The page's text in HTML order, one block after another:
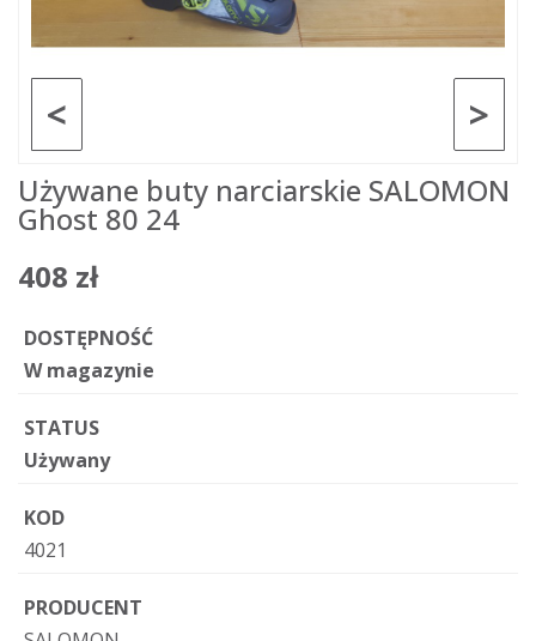
>
<
Używane buty narciarskie SALOMON
Ghost 80 24
408 zł
DOSTĘPNOŚĆ
W magazynie
STATUS
Używany
KOD
4021
PRODUCENT